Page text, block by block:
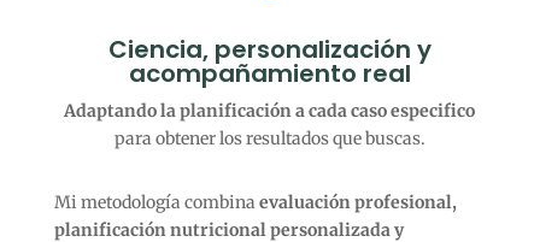
Ciencia, personalización y
acompañamiento real
Adaptando la planificación a cada caso especifico
para obtener los resultados que buscas.
Mi metodología combina evaluación profesional,
planificación nutricional personalizada y